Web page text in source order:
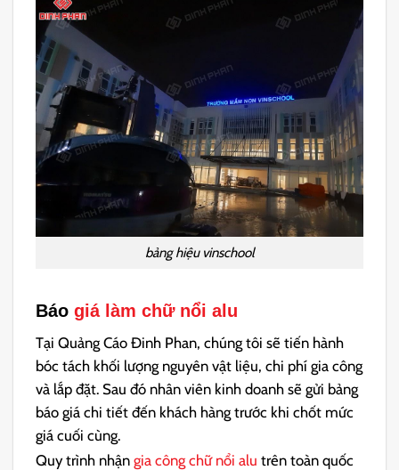
bảng hiệu vinschool
Báogiá làm chữ nổi alu
Tại Quảng Cáo Đinh Phan, chúng tôi sẽ tiến hành
bóc tách khối lượng nguyên vật liệu, chi phí gia công
và lắp đặt. Sau đó nhân viên kinh doanh sẽ gửi bảng
báo giá chi tiết đến khách hàng trước khi chốt mức
giá cuối cùng.
Quy trình nhậngia công chữ nổi alu trên toàn quốc